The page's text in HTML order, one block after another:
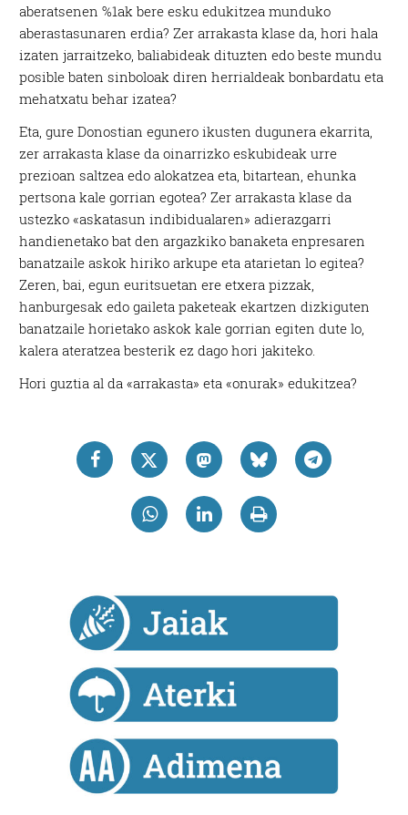
aberatsenen %1ak bere esku edukitzea munduko
aberastasunaren erdia? Zer arrakasta klase da, hori hala
izaten jarraitzeko, baliabideak dituzten edo beste mundu
posible baten sinboloak diren herrialdeak bonbardatu eta
mehatxatu behar izatea?
Eta, gure Donostian egunero ikusten dugunera ekarrita,
zer arrakasta klase da oinarrizko eskubideak urre
prezioan saltzea edo alokatzea eta, bitartean, ehunka
pertsona kale gorrian egotea? Zer arrakasta klase da
ustezko «askatasun indibidualaren» adierazgarri
handienetako bat den argazkiko banaketa enpresaren
banatzaile askok hiriko arkupe eta atarietan lo egitea?
Zeren, bai, egun euritsuetan ere etxera pizzak,
hanburgesak edo gaileta paketeak ekartzen dizkiguten
banatzaile horietako askok kale gorrian egiten dute lo,
kalera ateratzea besterik ez dago hori jakiteko.
Hori guztia al da «arrakasta» eta «onurak» edukitzea?